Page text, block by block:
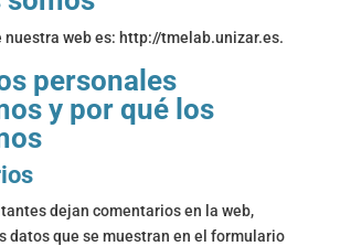
nuestra web es: http://tmelab.unizar.es.
personales
y por qué los
dejan comentarios en la web,
datos que se muestran en el formulario